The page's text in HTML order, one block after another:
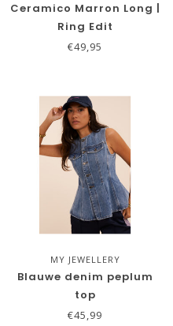
Ceramico Marron Long |
Ring Edit
€49,95
MY JEWELLERY
Blauwe denim peplum
top
€45,99